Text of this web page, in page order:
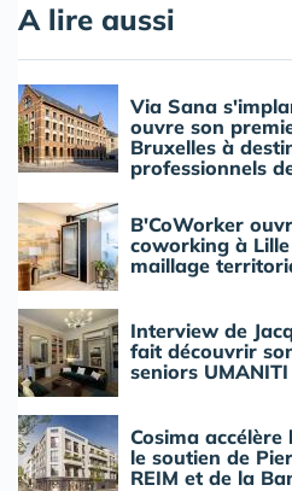
A lire aussi
Via Sana
ouvre son
Bruxelles à
professionnels
B'CoWorker
coworking à
maillage
Interview de
fait découvrir
seniors
Cosima
le soutien de
REIM et de la